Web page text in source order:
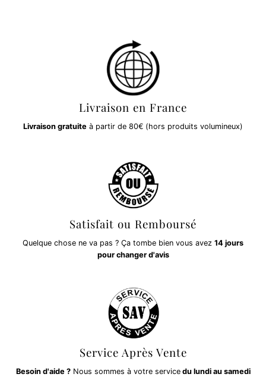
Livraison en France
Livraison gratuite à partir de 80€ (hors produits volumineux)
Satisfait ou Remboursé
Quelque chose ne va pas ? Ça tombe bien vous avez 14 jours
pour changer d'avis
Service Après Vente
Besoin d'aide ?Nous sommes à votre servicedu lundi au samedi